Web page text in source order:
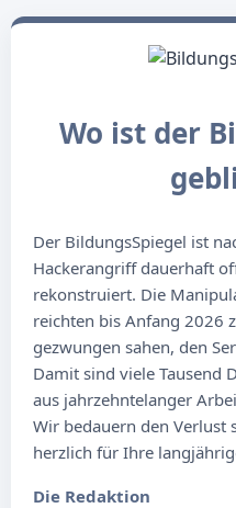
Wo ist der
Der BildungsSpiegel ist
Hackerangriff dauerhaft
rekonstruiert. Die
reichten bis Anfang 2026
gezwungen sahen, den
Damit sind viele Tausend
aus jahrzehntelanger
Wir bedauern den Verlust
herzlich für Ihre
Die Redaktion